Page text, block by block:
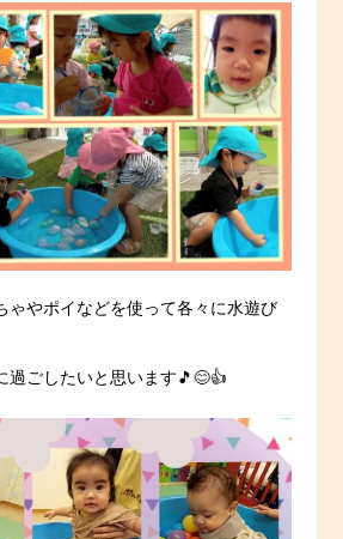
ゃやポイなどを使って各々に水遊び
過ごしたいと思います🎵😊👍